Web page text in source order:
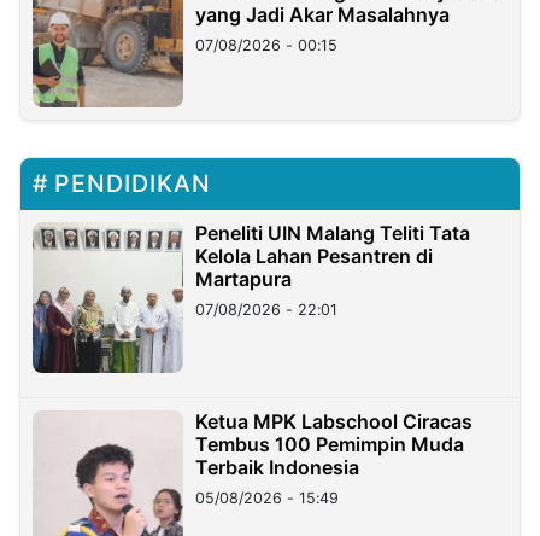
yang Jadi Akar Masalahnya
07/08/2026 - 00:15
PENDIDIKAN
Peneliti UIN Malang Teliti Tata
Kelola Lahan Pesantren di
Martapura
07/08/2026 - 22:01
Ketua MPK Labschool Ciracas
Tembus 100 Pemimpin Muda
Terbaik Indonesia
05/08/2026 - 15:49